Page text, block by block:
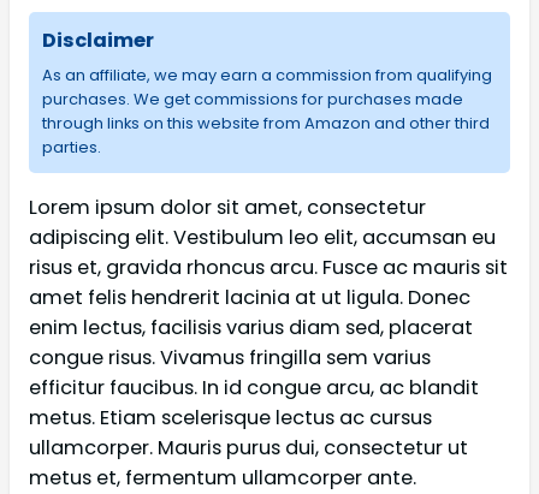
Disclaimer
As an affiliate, we may earn a commission from qualifying
purchases. We get commissions for purchases made
through links on this website from Amazon and other third
parties.
Lorem ipsum dolor sit amet, consectetur
adipiscing elit. Vestibulum leo elit, accumsan eu
risus et, gravida rhoncus arcu. Fusce ac mauris sit
amet felis hendrerit lacinia at ut ligula. Donec
enim lectus, facilisis varius diam sed, placerat
congue risus. Vivamus fringilla sem varius
efficitur faucibus. In id congue arcu, ac blandit
metus. Etiam scelerisque lectus ac cursus
ullamcorper. Mauris purus dui, consectetur ut
metus et, fermentum ullamcorper ante.